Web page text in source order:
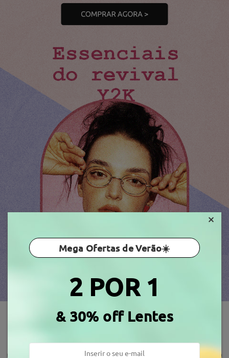
×
Mega Ofertas de Verão☀️
2 POR 1
& 30% off Lentes